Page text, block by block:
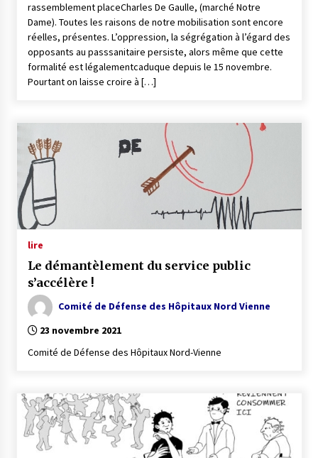
rassemblement placeCharles De Gaulle, (marché Notre
Dame). Toutes les raisons de notre mobilisation sont encore
réelles, présentes. L’oppression, la ségrégation à l’égard des
opposants au passsanitaire persiste, alors même que cette
formalité est légalementcaduque depuis le 15 novembre.
Pourtant on laisse croire à […]
lire
Le démantèlement du service public
s’accélère !
Comité de Défense des Hôpitaux Nord Vienne
23 novembre 2021
Comité de Défense des Hôpitaux Nord-Vienne